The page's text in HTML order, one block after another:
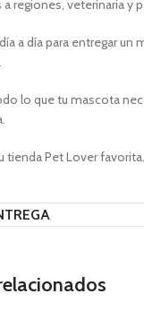
regiones, veterinaria y
a día para entregar un
lo que tu mascota
tienda Pet Lover favorita.